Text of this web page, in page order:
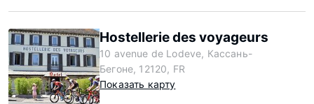
Hostellerie des voyageurs
10 avenue de Lodeve, Кассань-
Бегоне, 12120, FR
Показать карту